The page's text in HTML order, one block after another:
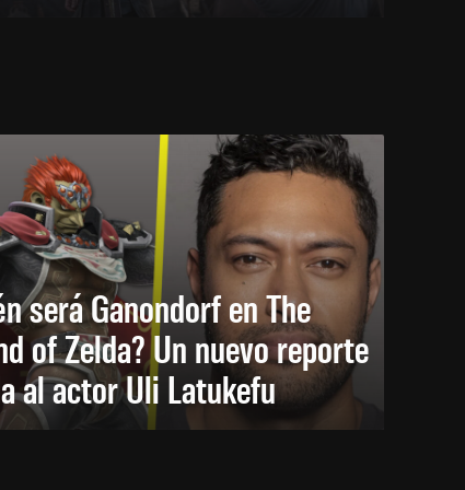
será Ganondorf en The
of Zelda? Un nuevo reporte
al actor Uli Latukefu